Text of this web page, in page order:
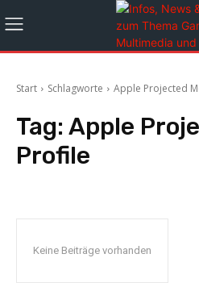
Start Schlagworte Apple Projected
Tag: Apple
Profile
Keine Beiträge vorhanden